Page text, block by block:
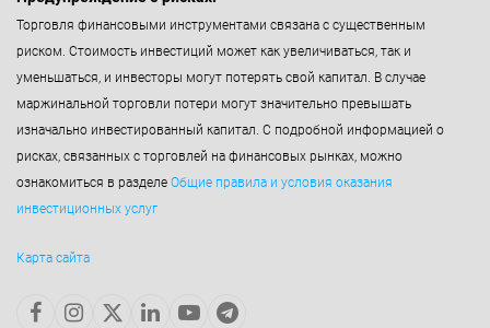
Торговля финансовыми инструментами связана с существенным
риском. Стоимость инвестиций может как увеличиваться, так и
уменьшаться, и инвесторы могут потерять свой капитал. В случае
маржинальной торговли потери могут значительно превышать
изначально инвестированный капитал. С подробной информацией о
рисках, связанных с торговлей на финансовых рынках, можно
ознакомиться в разделе Общие правила и условия оказания
инвестиционных услуг
Карта сайта